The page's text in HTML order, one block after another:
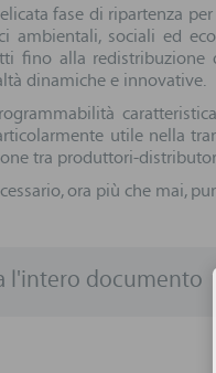
fase di ripartenza
ambientali, sociali ed
fino alla redistribuzione
dinamiche e innovative.
utile nella
tra produttori-
ora più che mai,
l'intero documento